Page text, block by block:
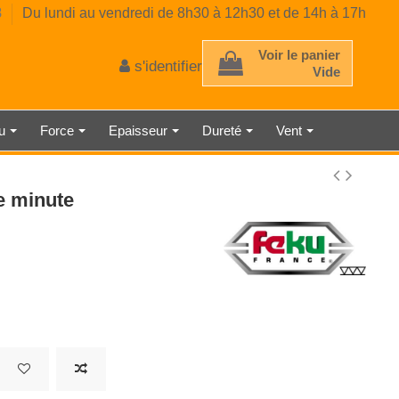
Du lundi au vendredi de 8h30 à 12h30 et de 14h à 17h
Voir le panier
Vide
s'identifier
THERMOMÈTRE INDUSTRIEL
DÉTECTEUR DE LUMINOSITÉ
SONOMÈTRE ENREGISTREUR
Force Epaisseur Dureté Vent
minute